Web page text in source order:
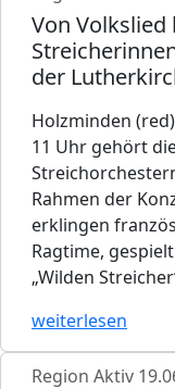
Von Volkslied
der
Holzminden
11 Uhr gehört
Rahmen der
erklingen
Ragtime,
„Wilden
weiterlesen
Region Aktiv